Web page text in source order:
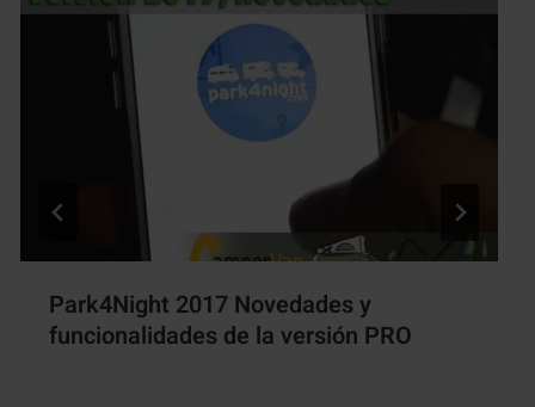
Park4Night 2017 Novedades y
funcionalidades de la versión PRO